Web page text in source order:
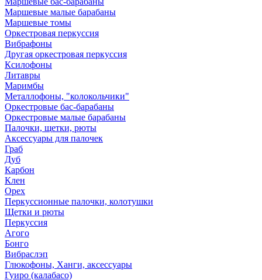
Маршевые малые барабаны
Маршевые томы
Оркестровая перкуссия
Вибрафоны
Другая оркестровая перкуссия
Ксилофоны
Литавры
Маримбы
Металлофоны, "колокольчики"
Оркестровые бас-барабаны
Оркестровые малые барабаны
Палочки, щетки, рюты
Аксессуары для палочек
Граб
Дуб
Карбон
Клен
Орех
Перкуссионные палочки, колотушки
Щетки и рюты
Перкуссия
Агого
Бонго
Вибраслэп
Глюкофоны, Ханги, аксессуары
Гуиро (калабасо)